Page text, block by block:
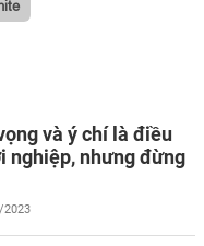
và ý chí là điều
nghiệp, nhưng đừng
2023